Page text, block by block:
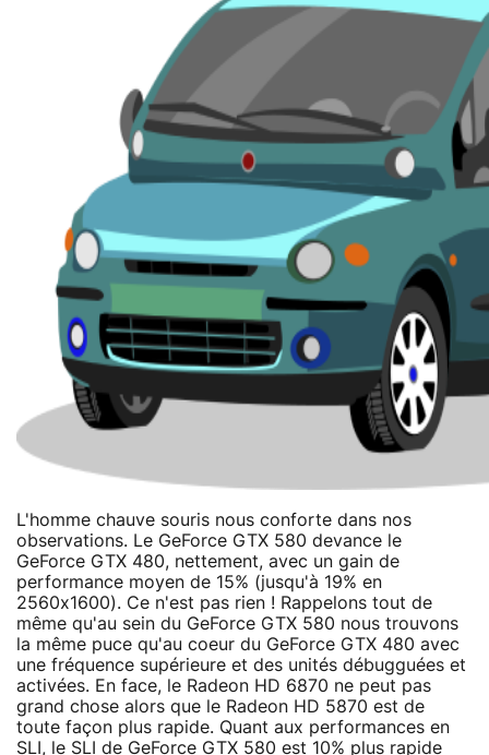
L'homme chauve souris nous conforte dans nos
observations. Le GeForce GTX 580 devance le
GeForce GTX 480, nettement, avec un gain de
performance moyen de 15% (jusqu'à 19% en
2560x1600). Ce n'est pas rien ! Rappelons tout de
même qu'au sein du GeForce GTX 580 nous trouvons
la même puce qu'au coeur du GeForce GTX 480 avec
une fréquence supérieure et des unités débugguées et
activées. En face, le Radeon HD 6870 ne peut pas
grand chose alors que le Radeon HD 5870 est de
toute façon plus rapide. Quant aux performances en
SLI, le SLI de GeForce GTX 580 est 10% plus rapide